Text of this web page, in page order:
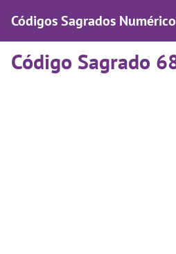
Códigos Sagrados
Código Sagrado